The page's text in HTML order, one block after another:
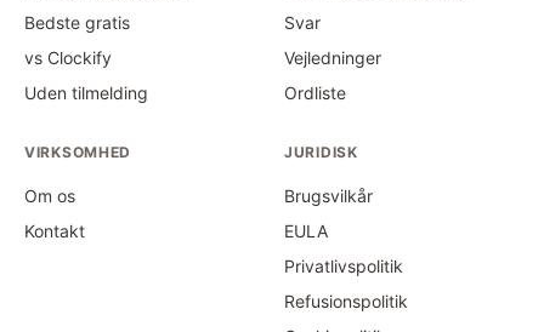
Bedste gratis
vs Clockify
Uden tilmelding
Svar
Vejledninger
Ordliste
VIRKSOMHED
Om os
Kontakt
JURIDISK
Brugsvilkår
EULA
Privatlivspolitik
Refusionspolitik